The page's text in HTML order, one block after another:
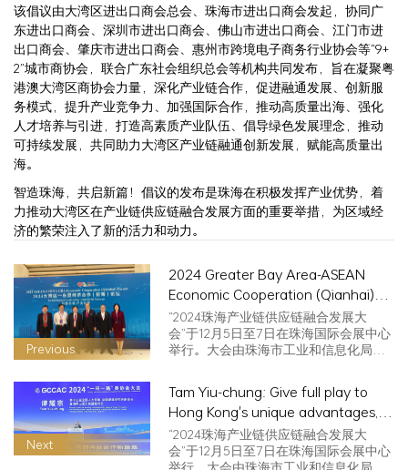
该倡议由大湾区进出口商会总会、珠海市进出口商会发起，协同广
东进出口商会、深圳市进出口商会、佛山市进出口商会、江门市进
出口商会、肇庆市进出口商会、惠州市跨境电子商务行业协会等“9+
2”城市商协会，联合广东社会组织总会等机构共同发布，旨在凝聚粤
港澳大湾区商协会力量，深化产业链合作，促进融通发展、创新服
务模式，提升产业竞争力、加强国际合作，推动高质量出海、强化
人才培养与引进，打造高素质产业队伍、倡导绿色发展理念，推动
可持续发展，共同助力大湾区产业链融通创新发展，赋能高质量出
海。
智造珠海，共启新篇！倡议的发布是珠海在积极发挥产业优势，着
力推动大湾区在产业链供应链融合发展方面的重要举措，为区域经
济的繁荣注入了新的活力和动力。
Previous
2024 Greater Bay Area-ASEAN
Economic Cooperation (Qianhai)
Forum opens! The Chamber co-
hosts the "Cross-border E-
commerce" and "ICC President"
“2024珠海产业链供应链融合发展大
会”于12月5日至7日在珠海国际会展中心
举行。大会由珠海市工业和信息化局、
Next
Tam Yiu-chung: Give full play to
Hong Kong's unique advantages,
jointly build the Belt and Road, and
share the development dividend
“2024珠海产业链供应链融合发展大
会”于12月5日至7日在珠海国际会展中心